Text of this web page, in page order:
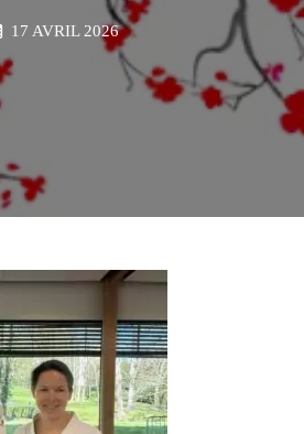
17 AVRIL 2026